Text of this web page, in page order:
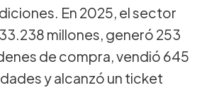
En 2025, el sector
millones, generó 253
de compra, vendió 645
y alcanzó un ticket